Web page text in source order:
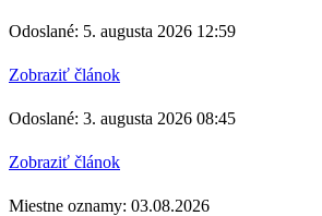
Odoslané: 5. augusta 2026 12:59
Zobraziť článok
Odoslané: 3. augusta 2026 08:45
Zobraziť článok
Miestne oznamy: 03.08.2026